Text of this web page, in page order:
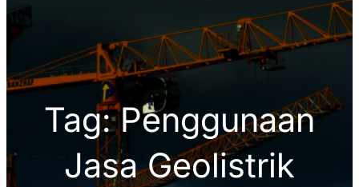
Tag:Penggunaan
Jasa Geolistrik